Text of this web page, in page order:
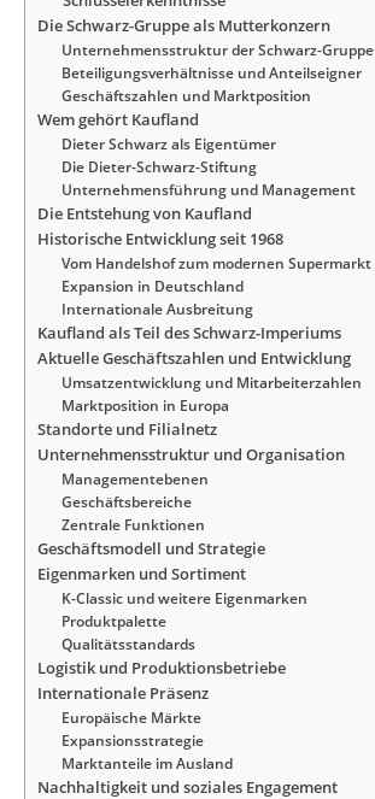
Die Schwarz-Gruppe als Mutterkonzern
Unternehmensstruktur der Schwarz-Gruppe
Beteiligungsverhältnisse und Anteilseigner
Geschäftszahlen und Marktposition
Wem gehört Kaufland
Dieter Schwarz als Eigentümer
Die Dieter-Schwarz-Stiftung
Unternehmensführung und Management
Die Entstehung von Kaufland
Historische Entwicklung seit 1968
Vom Handelshof zum modernen Supermarkt
Expansion in Deutschland
Internationale Ausbreitung
Kaufland als Teil des Schwarz-Imperiums
Aktuelle Geschäftszahlen und Entwicklung
Umsatzentwicklung und Mitarbeiterzahlen
Marktposition in Europa
Standorte und Filialnetz
Unternehmensstruktur und Organisation
Managementebenen
Geschäftsbereiche
Zentrale Funktionen
Geschäftsmodell und Strategie
Eigenmarken und Sortiment
K-Classic und weitere Eigenmarken
Produktpalette
Qualitätsstandards
Logistik und Produktionsbetriebe
Internationale Präsenz
Europäische Märkte
Expansionsstrategie
Marktanteile im Ausland
Nachhaltigkeit und soziales Engagement